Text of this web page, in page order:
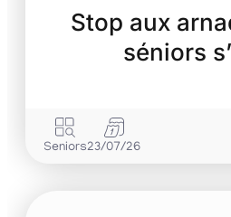
Stop aux
séniors
Seniors23/07/26